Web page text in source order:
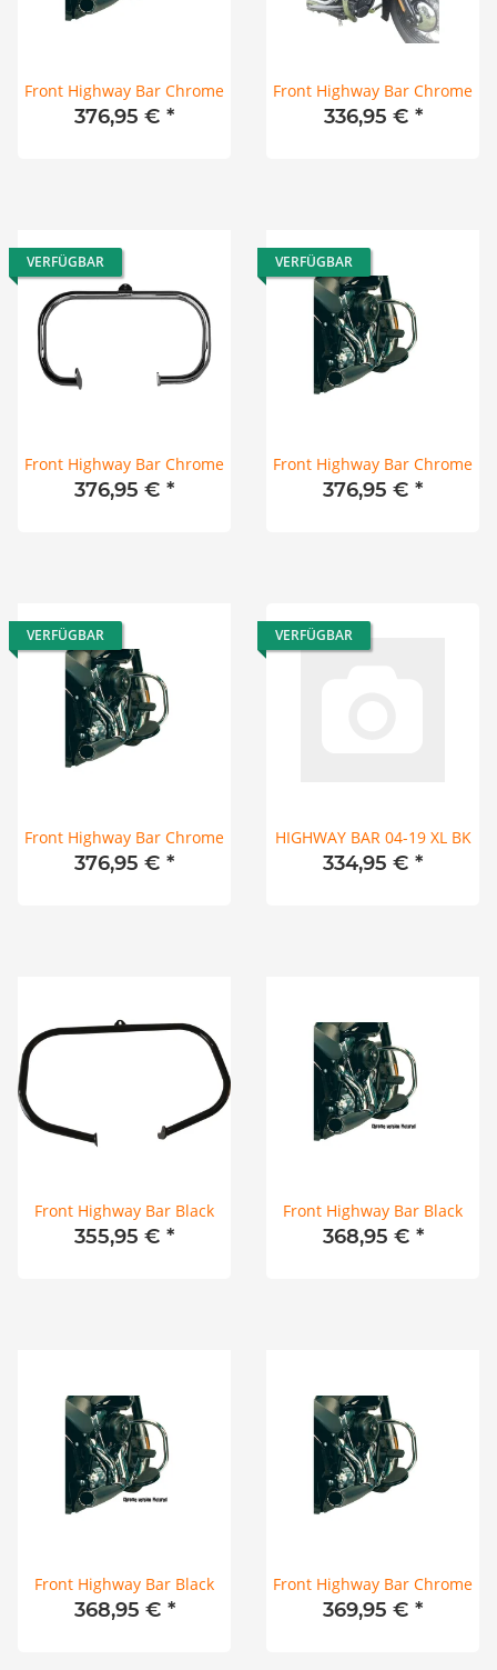
Front Highway Bar Chrome
376,95 € *
Front Highway Bar Chrome
336,95 € *
VERFÜGBAR
Front Highway Bar Chrome
376,95 € *
VERFÜGBAR
Front Highway Bar Chrome
376,95 € *
VERFÜGBAR
Front Highway Bar Chrome
376,95 € *
VERFÜGBAR
HIGHWAY BAR 04-19 XL BK
334,95 € *
Front Highway Bar Black
355,95 € *
Front Highway Bar Black
368,95 € *
Front Highway Bar Black
368,95 € *
Front Highway Bar Chrome
369,95 € *